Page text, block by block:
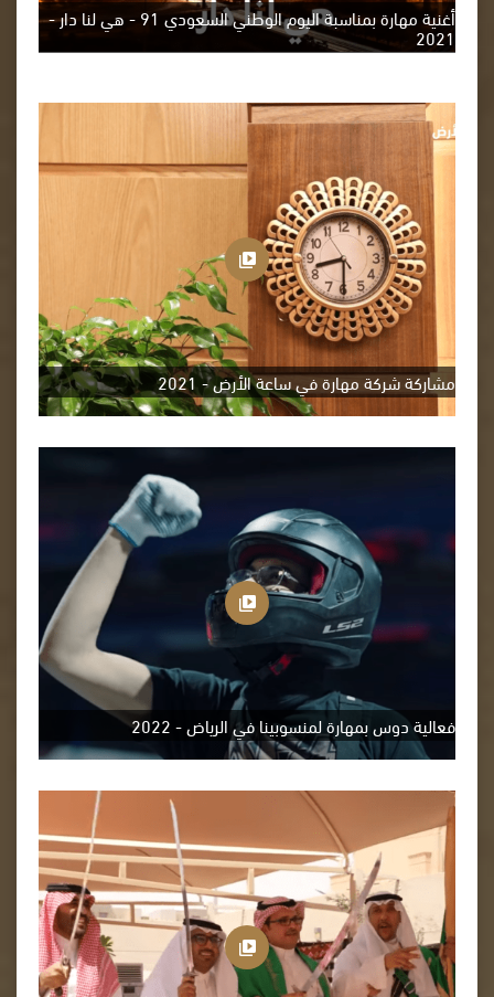
أغنية مهارة بمناسبة اليوم الوطني السعودي 91 - هي لنا دار -
2021
مشاركة شركة مهارة في ساعة الأرض - 2021
فعالية دوس بمهارة لمنسوبينا في الرياض - 2022